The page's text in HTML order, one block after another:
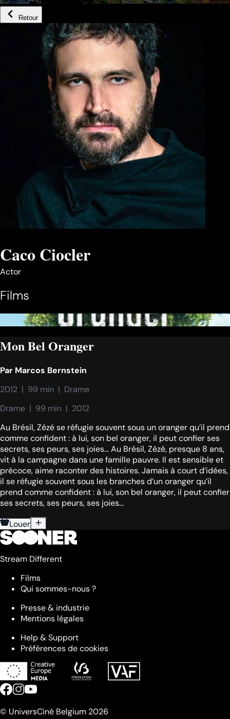
Retour
Caco Ciocler
Actor
Films
Mon Bel Oranger
Par Marcos Bernstein
2012  |  99 min  |  Drame
Drame  |  99 min  |  2012
Au Brésil, Zézé se réfugie souvent sous un oranger qu’il prend
comme confident : à lui, son bel oranger, il peut confier ses
secrets, ses peurs, ses joies… Au Brésil, Zézé, presque 8 ans,
vit à la campagne dans une famille pauvre. Il est sensible et
précoce, aime raconter des histoires. Jamais à court d’idées,
il se réfugie souvent sous les branches d’un oranger qu’il
prend comme confident : à lui, son bel oranger, il peut confier
ses secrets, ses peurs, ses joies…
Louer
Stream Different
Films
Qui sommes-nous ?
Presse & industrie
Mentions légales
Help & Support
Préférences de cookies
© UniversCiné Belgium 2026